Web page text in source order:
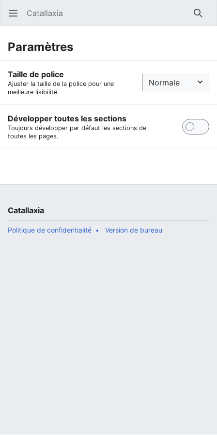
Ouvrir le menu principal Catallaxia
Paramètres
Taille de police
Ajuster la taille de la police pour une
meilleure lisibilité.
Développer toutes les sections
Toujours développer par défaut les sections de
toutes les pages.
Catallaxia
Politique de confidentialité Version de bureau